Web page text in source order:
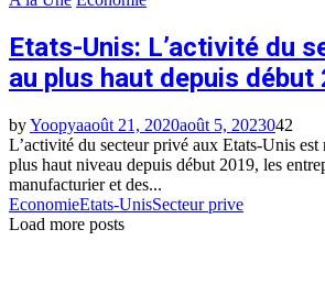
Etats-Unis: L’activité du
au plus haut depuis début
byYoopyaaoût 21, 2020août 5, 2023042
L’activité du secteur privé aux Etats-Unis est
plus haut niveau depuis début 2019, les
manufacturier et des...
EconomieEtats-UnisSecteur prive
Load more posts